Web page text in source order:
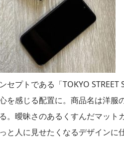
プトである「TOKYO STREET
を感じる配置に。商品名は洋
。曖昧さのあるくすんだマット
人に見せたくなるデザインに仕